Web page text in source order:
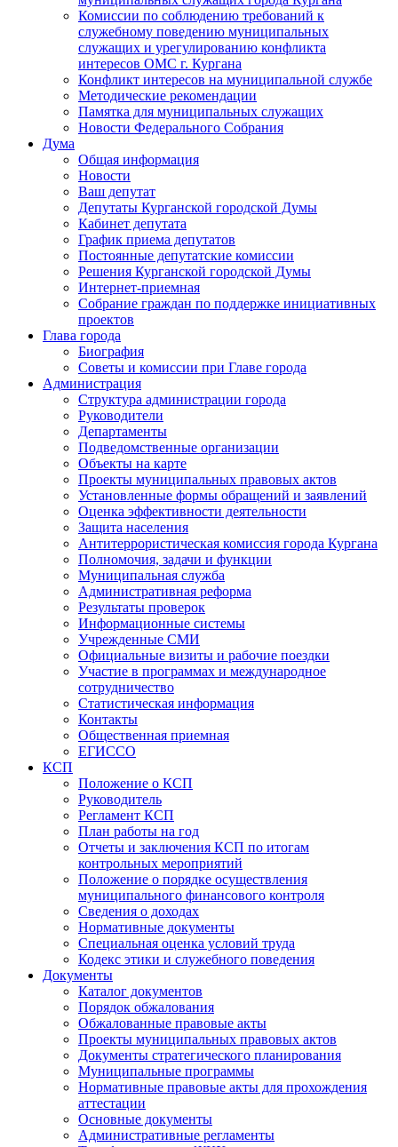
Комиссии по соблюдению требований к
служебному поведению муниципальных
служащих и урегулированию конфликта
интересов ОМС г. Кургана
Конфликт интересов на муниципальной службе
Методические рекомендации
Памятка для муниципальных служащих
Новости Федерального Cобрания
Дума
Общая информация
Новости
Ваш депутат
Депутаты Курганской городской Думы
Кабинет депутата
График приема депутатов
Постоянные депутатские комиссии
Решения Курганской городской Думы
Интернет-приемная
Собрание граждан по поддержке инициативных
проектов
Глава города
Биография
Советы и комиссии при Главе города
Администрация
Структура администрации города
Руководители
Департаменты
Подведомственные организации
Объекты на карте
Проекты муниципальных правовых актов
Установленные формы обращений и заявлений
Оценка эффективности деятельности
Защита населения
Антитеррористическая комиссия города Кургана
Полномочия, задачи и функции
Муниципальная служба
Административная реформа
Результаты проверок
Информационные системы
Учрежденные СМИ
Официальные визиты и рабочие поездки
Участие в программах и международное
сотрудничество
Статистическая информация
Контакты
Общественная приемная
ЕГИССО
КСП
Положение о КСП
Руководитель
Регламент КСП
План работы на год
Отчеты и заключения КСП по итогам
контрольных мероприятий
Положение о порядке осуществления
муниципального финансового контроля
Сведения о доходах
Нормативные документы
Специальная оценка условий труда
Кодекс этики и служебного поведения
Документы
Каталог документов
Порядок обжалования
Обжалованные правовые акты
Проекты муниципальных правовых актов
Документы стратегического планирования
Муниципальные программы
Нормативные правовые акты для прохождения
аттестации
Основные документы
Административные регламенты